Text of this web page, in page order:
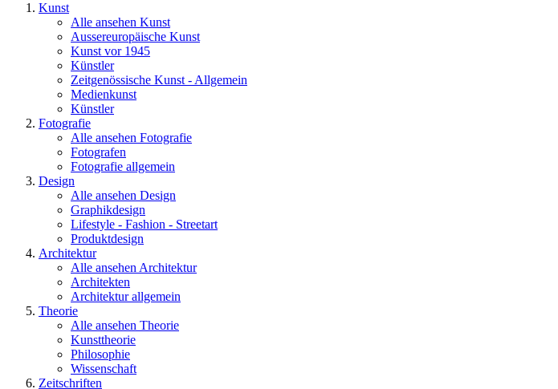
Kunst
Alle ansehen Kunst
Aussereuropäische Kunst
Kunst vor 1945
Künstler
Zeitgenössische Kunst - Allgemein
Medienkunst
Künstler
Fotografie
Alle ansehen Fotografie
Fotografen
Fotografie allgemein
Design
Alle ansehen Design
Graphikdesign
Lifestyle - Fashion - Streetart
Produktdesign
Architektur
Alle ansehen Architektur
Architekten
Architektur allgemein
Theorie
Alle ansehen Theorie
Kunsttheorie
Philosophie
Wissenschaft
Zeitschriften